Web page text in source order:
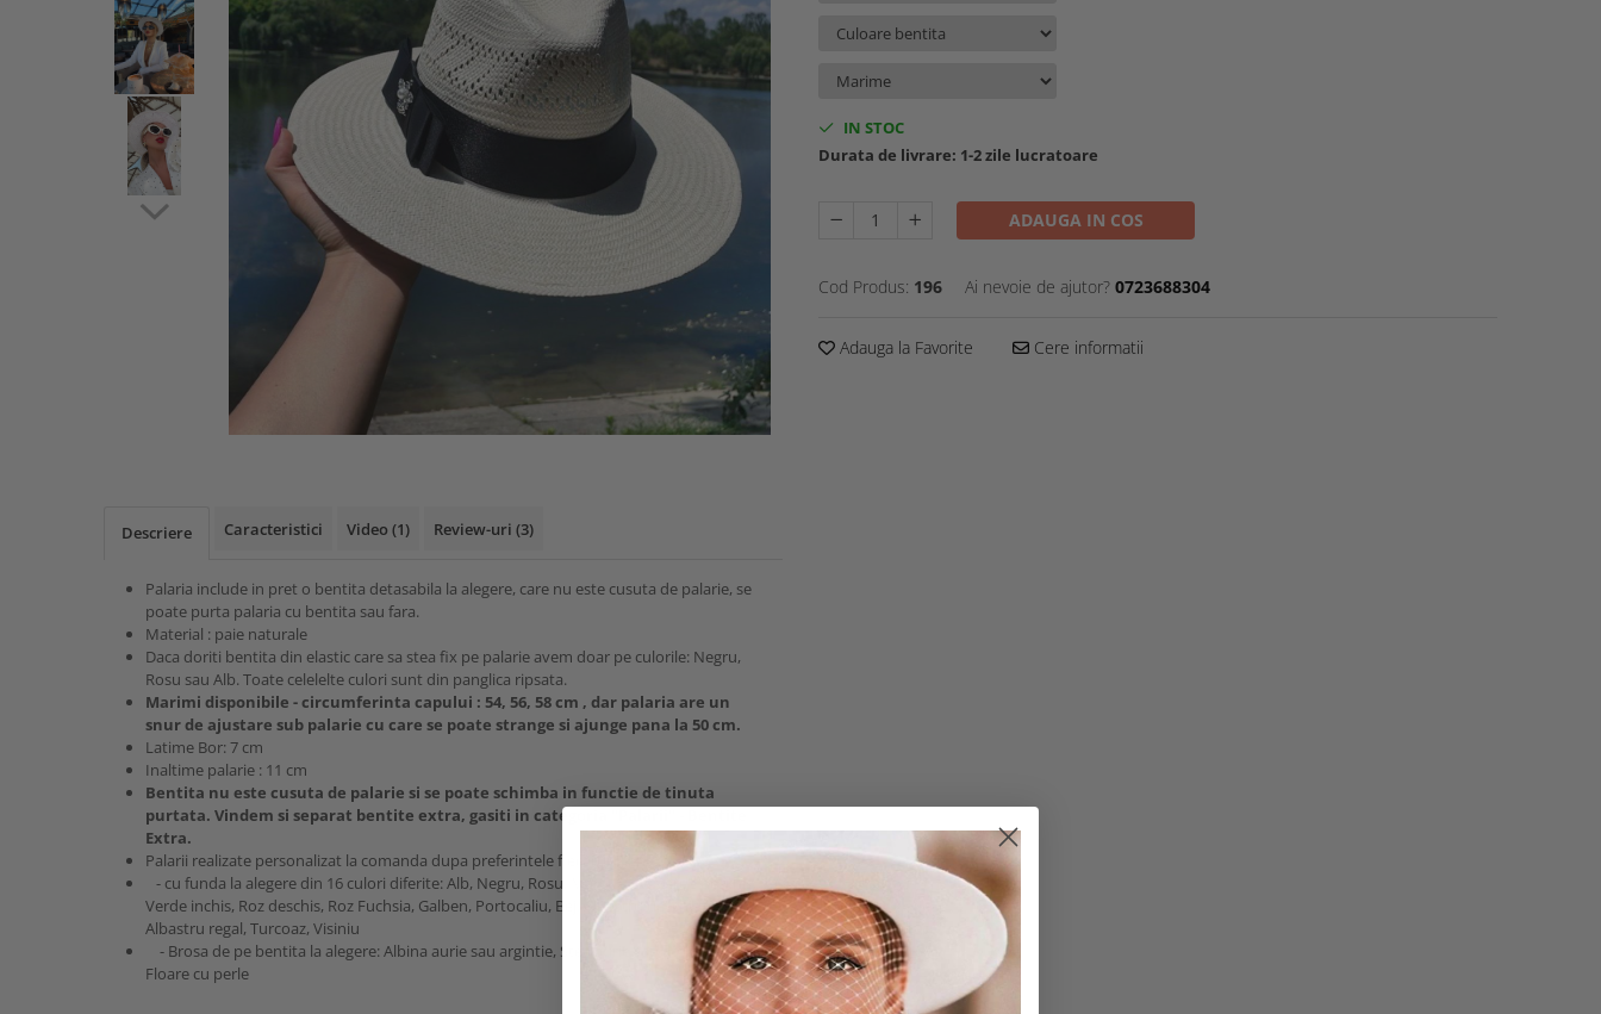
IN STOC
Durata de livrare: 1-2 zile lucratoare
ADAUGA IN COS
Cod Produs: 196 Ai nevoie de ajutor? 0723688304
Adauga la Favorite Cere informatii
Descriere Caracteristici Video (1) Review-uri (3)
Palaria include in pret o bentita detasabila la alegere, care nu este cusuta de palarie, se
poate purta palaria cu bentita sau fara.
Material : paie naturale
Daca doriti bentita din elastic care sa stea fix pe palarie avem doar pe culorile: Negru,
Rosu sau Alb. Toate celelelte culori sunt din panglica ripsata.
Marimi disponibile - circumferinta capului : 54, 56, 58 cm , dar palaria are un
snur de ajustare sub palarie cu care se poate strange si ajunge pana la 50 cm.
Latime Bor: 7 cm
Inaltime palarie : 11 cm
Bentita nu este cusuta de palarie si se poate schimba in functie de tinuta
purtata. Vindem si separat bentite extra, gasiti in categoria "Palarii" - Bentite
Extra.
Palarii realizate personalizat la comanda dupa preferintele fiecarui client:
- cu funda la alegere din 16 culori diferite: Alb, Negru, Rosu, Maro ,Mov, Verde deschis,
Verde inchis, Roz deschis, Roz Fuchsia, Galben, Portocaliu, Bej, Albastru deschis,
Albastru regal, Turcoaz, Visiniu
- Brosa de pe bentita la alegere: Albina aurie sau argintie, Stea aurie sau argintie sau
Floare cu perle